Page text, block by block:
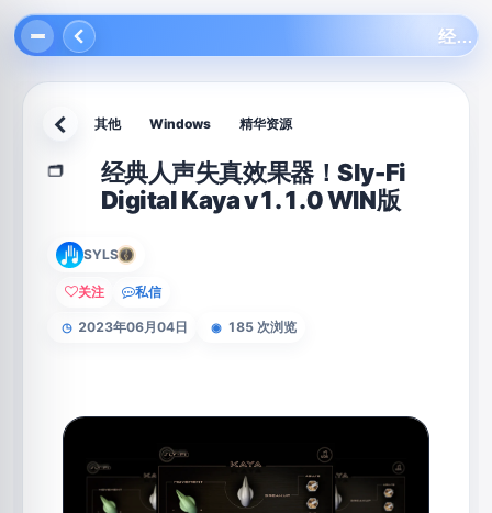
返回 其他 Windows 精华资源
🗂️
经典人声失真效果器！Sly-Fi
Digital Kaya v1.1.0 WIN版
SYLS
关注 私信
◷ 2023年06月04日 ◉ 185 次浏览
经典人声失真效果器！Sly-Fi Digital Kaya v1.1.0 WIN版